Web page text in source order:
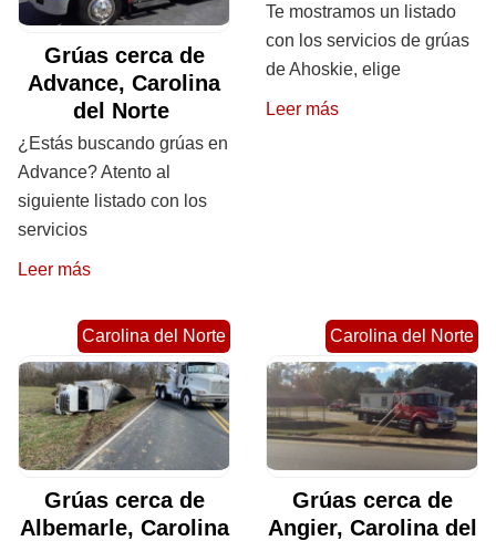
Grúas cerca de
Advance, Carolina
del Norte
¿Estás buscando grúas en
Advance? Atento al
siguiente listado con los
servicios
Leer más
Te mostramos un listado
con los servicios de grúas
de Ahoskie, elige
Leer más
Carolina del Norte
Grúas cerca de
Albemarle, Carolina
Carolina del Norte
Grúas cerca de
Angier, Carolina del